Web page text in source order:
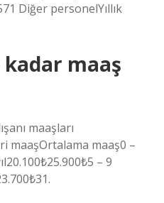
Diğer personelYıllık
kadar maaş
maaşları
maaşOrtalama maaş0 –
– 9